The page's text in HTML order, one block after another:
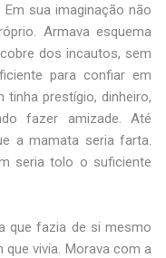
sua imaginação não
Armava esquema
dos incautos, sem
para confiar em
tinha prestígio, dinheiro,
fazer amizade. Até
a mamata seria farta.
seria tolo o suficiente
que fazia de si mesmo
vivia. Morava com a